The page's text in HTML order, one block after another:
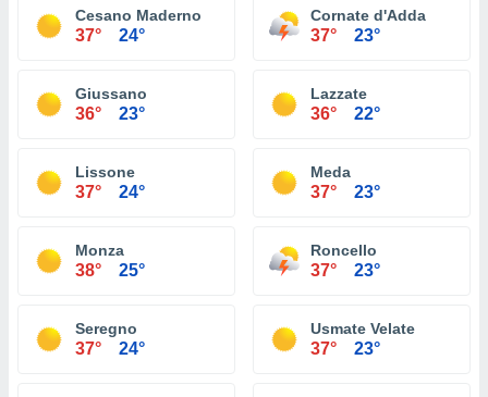
Cesano Maderno
37° 24°
Cornate d'Adda
37° 23°
Giussano
36° 23°
Lazzate
36° 22°
Lissone
37° 24°
Meda
37° 23°
Monza
38° 25°
Roncello
37° 23°
Seregno
37° 24°
Usmate Velate
37° 23°